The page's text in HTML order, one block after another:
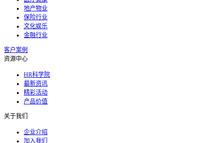
地产物业
保险行业
文化娱乐
金融行业
客户案例
资源中心
HR科学院
最新资讯
精彩活动
产品价值
关于我们
企业介绍
加入我们